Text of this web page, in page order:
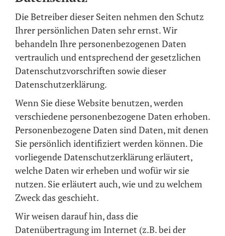
Die Betreiber dieser Seiten nehmen den Schutz
Ihrer persönlichen Daten sehr ernst. Wir
behandeln Ihre personenbezogenen Daten
vertraulich und entsprechend der gesetzlichen
Datenschutzvorschriften sowie dieser
Datenschutzerklärung.
Wenn Sie diese Website benutzen, werden
verschiedene personenbezogene Daten erhoben.
Personenbezogene Daten sind Daten, mit denen
Sie persönlich identifiziert werden können. Die
vorliegende Datenschutzerklärung erläutert,
welche Daten wir erheben und wofür wir sie
nutzen. Sie erläutert auch, wie und zu welchem
Zweck das geschieht.
Wir weisen darauf hin, dass die
Datenübertragung im Internet (z.B. bei der